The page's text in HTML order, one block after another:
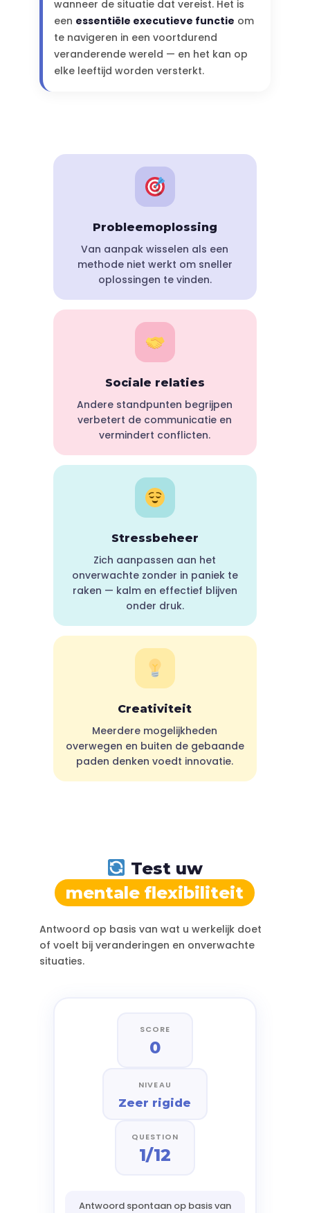
wanneer de situatie dat vereist. Het is
een essentiële executieve functie om
te navigeren in een voortdurend
veranderende wereld — en het kan op
elke leeftijd worden versterkt.
Probleemoplossing
Van aanpak wisselen als een
methode niet werkt om sneller
oplossingen te vinden.
Sociale relaties
Andere standpunten begrijpen
verbetert de communicatie en
vermindert conflicten.
Stressbeheer
Zich aanpassen aan het
onverwachte zonder in paniek te
raken — kalm en effectief blijven
onder druk.
Creativiteit
Meerdere mogelijkheden
overwegen en buiten de gebaande
paden denken voedt innovatie.
Test uw
mentale flexibiliteit
Antwoord op basis van wat u werkelijk doet
of voelt bij veranderingen en onverwachte
situaties.
SCORE
0
NIVEAU
Zeer rigide
QUESTION
1/12
Antwoord spontaan op basis van